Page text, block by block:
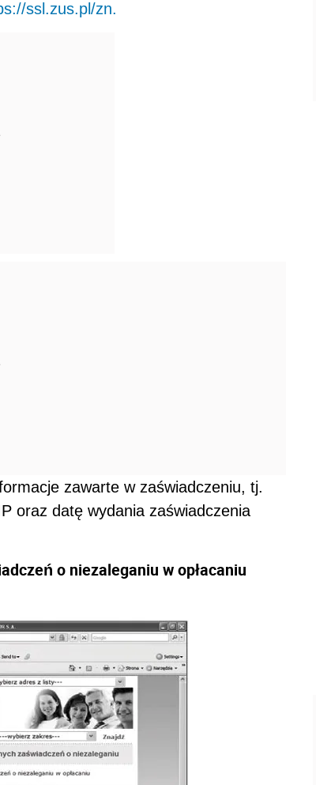
ssl.zus.pl/zn.
zawarte w zaświadczeniu, tj.
oraz datę wydania zaświadczenia
o niezaleganiu w opłacaniu